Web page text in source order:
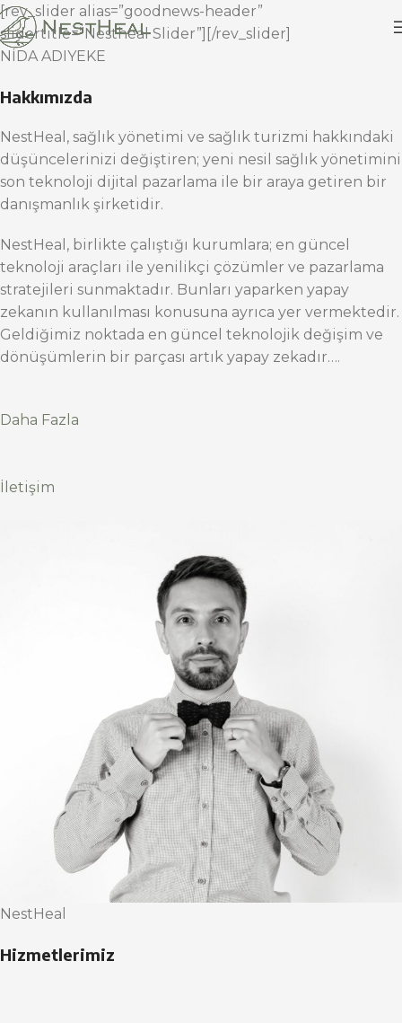
[rev_slider alias=”goodnews-header”
slidertitle=”Nestheal Slider”][/rev_slider]
NİDA ADIYEKE
Hakkımızda
NestHeal, sağlık yönetimi ve sağlık turizmi hakkındaki
düşüncelerinizi değiştiren; yeni nesil sağlık yönetimini
son teknoloji dijital pazarlama ile bir araya getiren bir
danışmanlık şirketidir.
NestHeal, birlikte çalıştığı kurumlara; en güncel
teknoloji araçları ile yenilikçi çözümler ve pazarlama
stratejileri sunmaktadır. Bunları yaparken yapay
zekanın kullanılması konusuna ayrıca yer vermektedir.
Geldiğimiz noktada en güncel teknolojik değişim ve
dönüşümlerin bir parçası artık yapay zekadır….
Daha Fazla
İletişim
NestHeal
Hizmetlerimiz